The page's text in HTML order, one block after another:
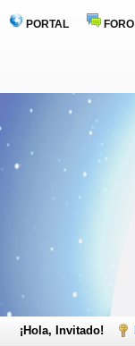
PORTAL FORO
¡Hola, Invitado!